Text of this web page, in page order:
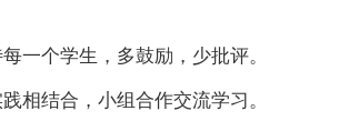
一个学生，多鼓励，少批评。
相结合，小组合作交流学习。